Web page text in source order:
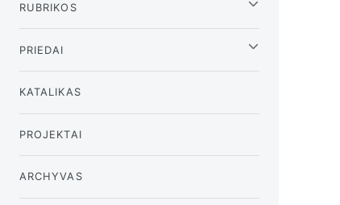
RUBRIKOS
PRIEDAI
KATALIKAS
PROJEKTAI
ARCHYVAS